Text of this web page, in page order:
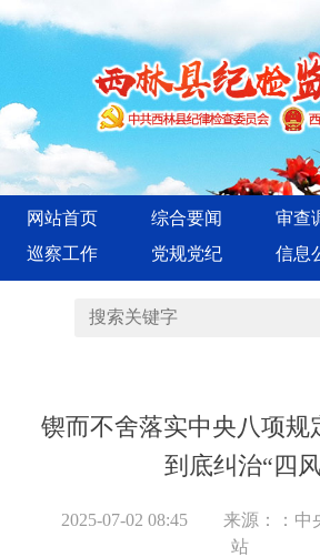
网站首页 综合要闻 审查
巡察工作
党规党纪 信息
锲而不舍落实中央八项规
到底纠治“四
2025-07-02 08:45
来源：：中
站